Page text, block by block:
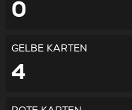
0
GELBE KARTEN
4